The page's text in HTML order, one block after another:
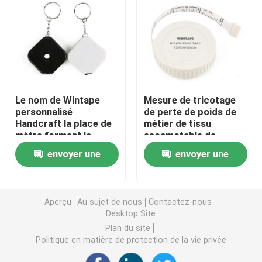
Ruban métrique de diamètre
Bande de mesure de poids animal
Ruban métrique escamotable de corps
calibre de graisse du corps
Bande de mesure de papier
ruban métrique en acier
Le nom de Wintape
personnalisé
Handcraft la place de
mètre forment la
traction douce et
rétractent des
mesures de
la chaîne principale
envoyer une
Mesure de tricotage
de perte de poids de
métier de tissu
escamotable de
cadeau de la qualité
79inch 2Meters Mini
Compact Soft Auto
envoyer une
Aperçu Au sujet de nous
Contactez-nous
Desktop Site
Plan du site
Politique en matière de protection de la vie privée